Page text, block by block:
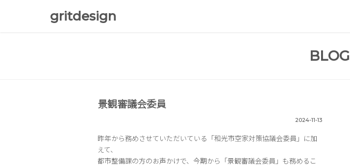
gritdesign
BLOG
景観審議会委員
2024-11-13
昨年から務めさせていただいている「和光市空家対策協議会委員」に加
えて、
都市整備課の方のお声かけで、今期から「景観審議会委員」も務めるこ